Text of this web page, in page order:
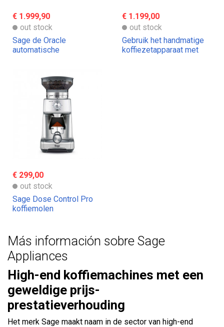
€ 1.999,90
out stock
Sage de Oracle
automatische
€ 1.199,00
out stock
Gebruik het handmatige
koffiezetapparaat met
€ 299,00
out stock
Sage Dose Control Pro
koffiemolen
Más información sobre Sage
Appliances
High-end koffiemachines met een
geweldige prijs-
prestatieverhouding
Het merk Sage maakt naam in de sector van high-end